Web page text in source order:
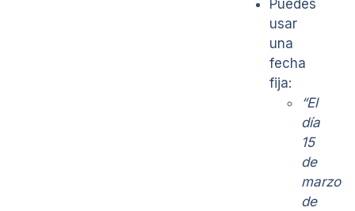
Puedes
usar
una
fecha
fija:
“El
día
15
de
marzo
de